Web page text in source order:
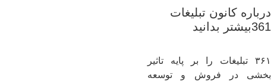
درباره کانون تبلیغات
361بیشتر بدانید
۳۶۱ تبلیغات را بر پایه تاثیر
بخشی در فروش و توسعه